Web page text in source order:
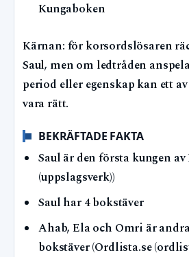
Kungaboken
Kärnan: för korsordslösaren
Saul, men om ledtråden
period eller egenskap kan ett
vara rätt.
BEKRÄFTADE FAKTA
Saul är den första kungen
(uppslagsverk))
Saul har 4 bokstäver
Ahab, Ela och Omri är
bokstäver (Ordlista.se